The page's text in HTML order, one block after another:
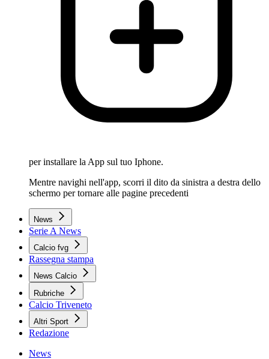
per installare la App sul tuo Iphone.
Mentre navighi nell'app, scorri il dito da sinistra a destra dello
schermo per tornare alle pagine precedenti
News
Serie A News
Calcio fvg
Rassegna stampa
News Calcio
Rubriche
Calcio Triveneto
Altri Sport
Redazione
News